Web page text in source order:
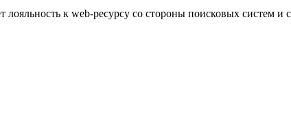
лояльность к web-ресурсу со стороны поисковых систем и